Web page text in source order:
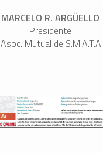
MARCELO R. ARGÜELLO
Presidente
Asoc. Mutual de S.M.A.T.A.